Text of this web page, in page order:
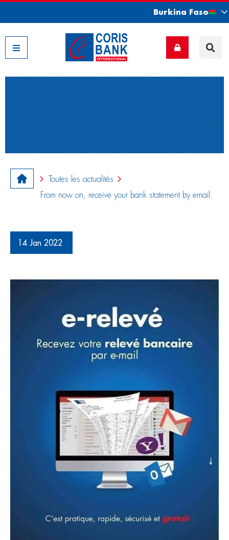
Burkina Faso
Toutes les actualités
From now on, receive your bank statement by email.
14 Jan 2022